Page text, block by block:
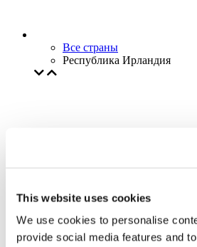
This website uses cookies
We use cookies to personalise
provide social media features and
Все страны
Республика Ирландия